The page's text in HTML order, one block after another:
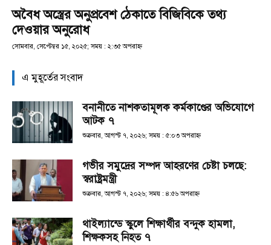
অবৈধ অস্ত্রের অনুপ্রবেশ ঠেকাতে বিজিবিকে তথ্য
দেওয়ার অনুরোধ
সোমবার, সেপ্টেম্বর ১৫, ২০২৫; সময় : ২:৩৫ অপরাহ্ণ
এ মুহূর্তের সংবাদ
বনানীতে নাশকতামূলক কর্মকাণ্ডের অভিযোগে
আটক ৭
শুক্রবার, আগস্ট ৭, ২০২৬; সময় : ৫:০৩ অপরাহ্ণ
গভীর সমুদ্রের সম্পদ আহরণের চেষ্টা চলছে:
স্বরাষ্ট্রমন্ত্রী
শুক্রবার, আগস্ট ৭, ২০২৬; সময় : ৪:৫৬ অপরাহ্ণ
থাইল্যান্ডে স্কুলে শিক্ষার্থীর বন্দুক হামলা,
শিক্ষকসহ নিহত ৭